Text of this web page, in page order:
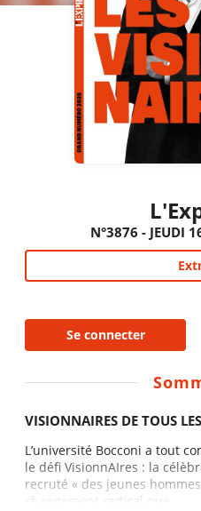
N°3876 - JEUDI
Se connecter
VISIONNAIRES DE TOUS
L’université Bocconi a tout
le défi VisionnAIres : la
recruté « des jeunes
changement radical que...